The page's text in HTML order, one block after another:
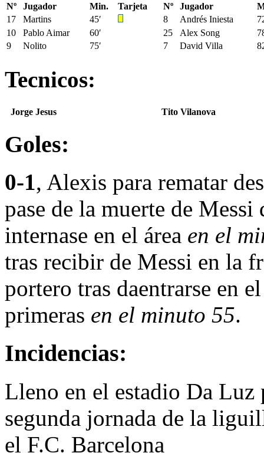
Nº Jugador Min. Tarjeta Nº Jugador
17
Martins 45′ 8 Andrés Iniesta
10
Pablo Aimar 60′ 25 Alex Song
9
Nolito 75′ 7 David Villa
Tecnicos:
Jorge Jesus Tito Vilanova
Goles:
0-1, Alexis para rematar
pase de la muerte de Messi
internase en el área en el
tras recibir de Messi en la
portero tras daentrarse en
primeras en el minuto 55.
Incidencias:
Lleno en el estadio Da Luz
segunda jornada de la
el F.C. Barcelona